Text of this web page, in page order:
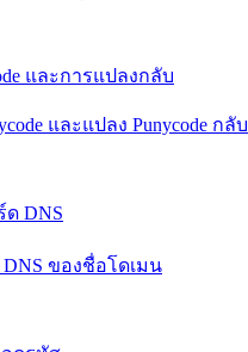
และการแปลงกลับ
และแปลง Punycode กลับ
ด DNS
ของชื่อโดเมน